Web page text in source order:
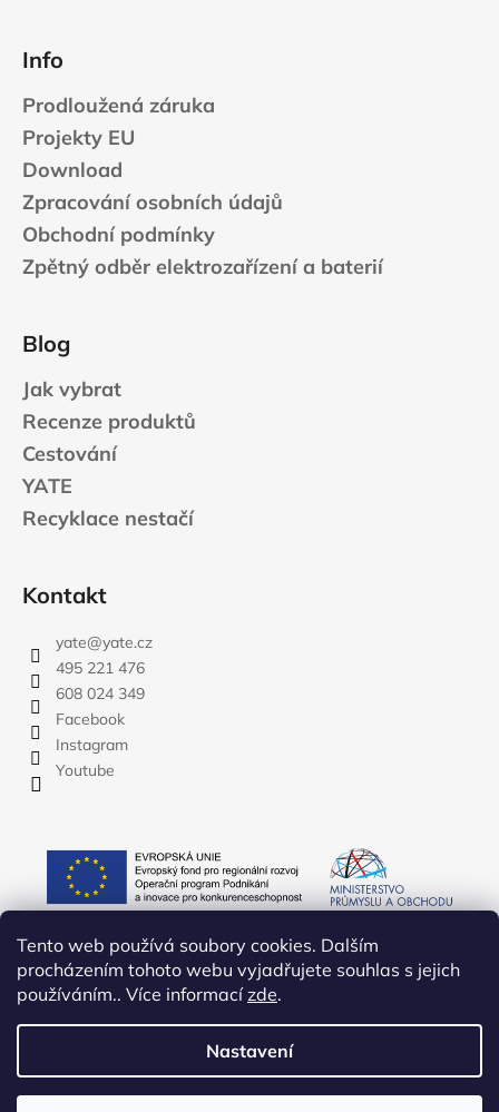
Tento web používá soubory cookies. Dalším
procházením tohoto webu vyjadřujete souhlas s jejich
používáním.. Více informacízde.
Nastavení
Info
Prodloužená záruka
Projekty EU
Download
Zpracování osobních údajů
Obchodní podmínky
Zpětný odběr elektrozařízení a baterií
Blog
Jak vybrat
Recenze produktů
Cestování
YATE
Recyklace nestačí
Kontakt
yate@yate.cz
495 221 476
608 024 349
Facebook
Instagram
Youtube
Copyright 2026YATE.CZ. Všechna práva vyhrazena.Upravit